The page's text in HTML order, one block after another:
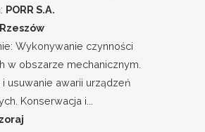
PORR S.A.
Rzeszów
Wykonywanie czynności
w obszarze mechanicznym.
i usuwanie awarii urządzeń
Konserwacja i...